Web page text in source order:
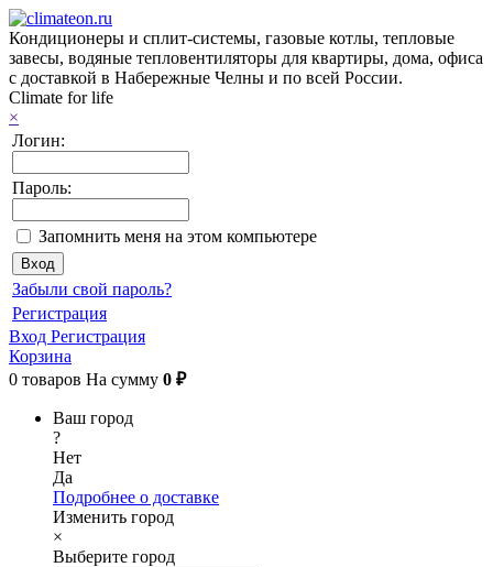
Кондиционеры и сплит-системы, газовые котлы, тепловые
завесы, водяные тепловентиляторы для квартиры, дома, офиса
с доставкой в Набережные Челны и по всей России.
Climate for life
×
Логин:
Пароль:
Запомнить меня на этом компьютере
Забыли свой пароль?
Регистрация
Вход Регистрация
Корзина
0 товаров На сумму 0 ₽
Ваш город
?
Нет
Да
Подробнее о доставке
Изменить город
×
Выберите город